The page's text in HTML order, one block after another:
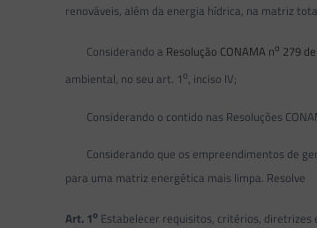
renováveis, além da energia hídrica, na matriz
Considerando a Resolução CONAMA no 279
ambiental, no seu art. 1o, inciso IV;
Considerando o contido nas Resoluções
Considerando que os empreendimentos de
para uma matriz energética mais limpa. Resolve
Art. 1o Estabelecer requisitos, critérios,